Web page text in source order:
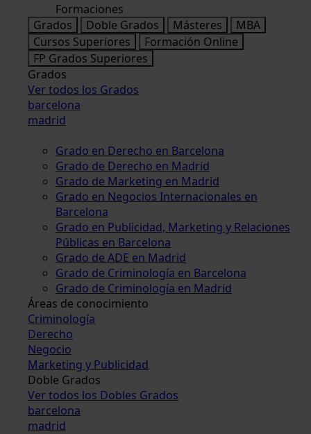
Formaciones
Grados
Doble Grados Másteres
MBA
Cursos Superiores
Formación Online
FP Grados Superiores
Grados
Ver todos los Grados
barcelona
madrid
Grado en Derecho en Barcelona
Grado de Derecho en Madrid
Grado de Marketing en Madrid
Grado en Negocios Internacionales en
Barcelona
Grado en Publicidad, Marketing y Relaciones
Públicas en Barcelona
Grado de ADE en Madrid
Grado de Criminología en Barcelona
Grado de Criminología en Madrid
Áreas de conocimiento
Criminología
Derecho
Negocio
Marketing y Publicidad
Doble Grados
Ver todos los Dobles Grados
barcelona
madrid